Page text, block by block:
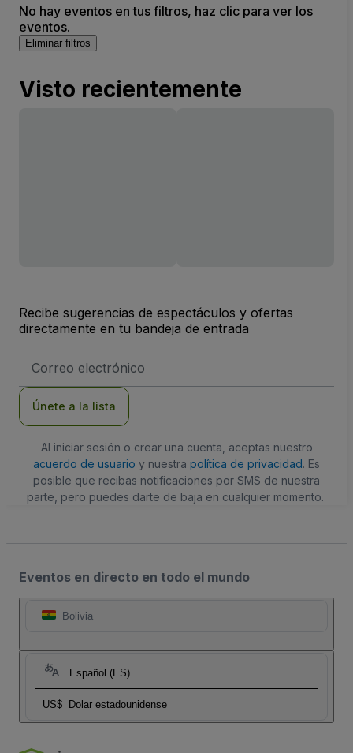
No hay eventos en tus filtros, haz clic para ver los
eventos.
Eliminar filtros
Visto recientemente
Recibe sugerencias de espectáculos y ofertas
directamente en tu bandeja de entrada
de
Únete a la lista
Al iniciar sesión o crear una cuenta, aceptas nuestro
acuerdo de usuario y nuestra política de privacidad. Es
posible que recibas notificaciones por SMS de nuestra
parte, pero puedes darte de baja en cualquier momento.
Eventos en directo en todo el mundo
Bolivia
Español (ES)
US$ Dolar estadounidense